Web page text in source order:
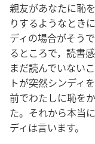
親友があなたに恥
りするようなとき
ディの場合がそう
るところで，読書
まだ読んでいない
トが突然シンディ
前でわたしに恥を
た。それから本当
ディは言います。